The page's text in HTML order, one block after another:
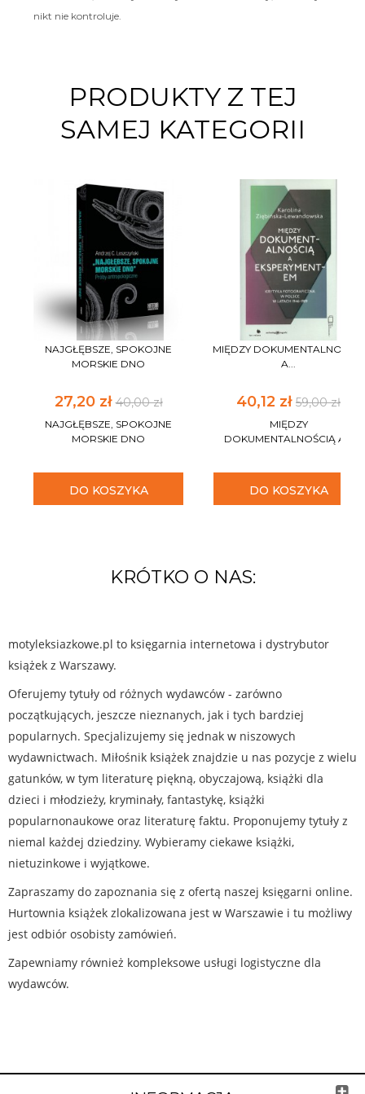
nikt nie kontroluje.
PRODUKTY Z TEJ
SAMEJ KATEGORII
NAJGŁĘBSZE, SPOKOJNE
MORSKIE DNO
27,20 zł40,00 zł
NAJGŁĘBSZE, SPOKOJNE
MORSKIE DNO
DO KOSZYKA
MIĘDZY DOKUMENTALNOŚCIĄ
A...
40,12 zł 59,00 zł
MIĘDZY
DOKUMENTALNOŚCIĄ A...
DO KOSZYKA
KRÓTKO O NAS:
motyleksiazkowe.pl to księgarnia internetowa i dystrybutor
książek z Warszawy.
Oferujemy tytuły od różnych wydawców - zarówno
początkujących, jeszcze nieznanych, jak i tych bardziej
popularnych. Specjalizujemy się jednak w niszowych
wydawnictwach. Miłośnik książek znajdzie u nas pozycje z wielu
gatunków, w tym literaturę piękną, obyczajową, książki dla
dzieci i młodzieży, kryminały, fantastykę, książki
popularnonaukowe oraz literaturę faktu. Proponujemy tytuły z
niemal każdej dziedziny. Wybieramy ciekawe książki,
nietuzinkowe i wyjątkowe.
Zapraszamy do zapoznania się z ofertą naszej księgarni online.
Hurtownia książek zlokalizowana jest w Warszawie i tu możliwy
jest odbiór osobisty zamówień.
Zapewniamy również kompleksowe usługi logistyczne dla
wydawców.